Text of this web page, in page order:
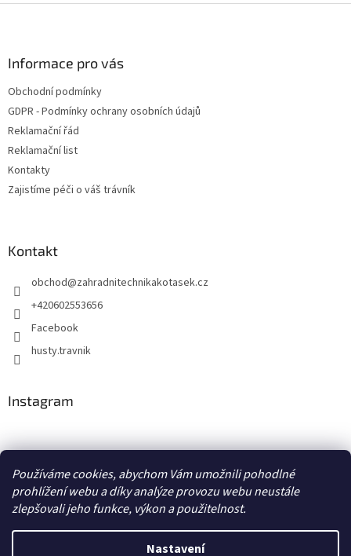
Používáme cookies, abychom Vám umožnili pohodlné
prohlížení webu a díky analýze provozu webu neustále
zlepšovali jeho funkce, výkon a použitelnost.
Nastavení
Informace pro vás
Obchodní podmínky
GDPR - Podmínky ochrany osobních údajů
Reklamační řád
Reklamační list
Kontakty
Zajistíme péči o váš trávník
Kontakt
obchod@zahradnitechnikakotasek.cz
+420602553656
Facebook
husty.travnik
Instagram